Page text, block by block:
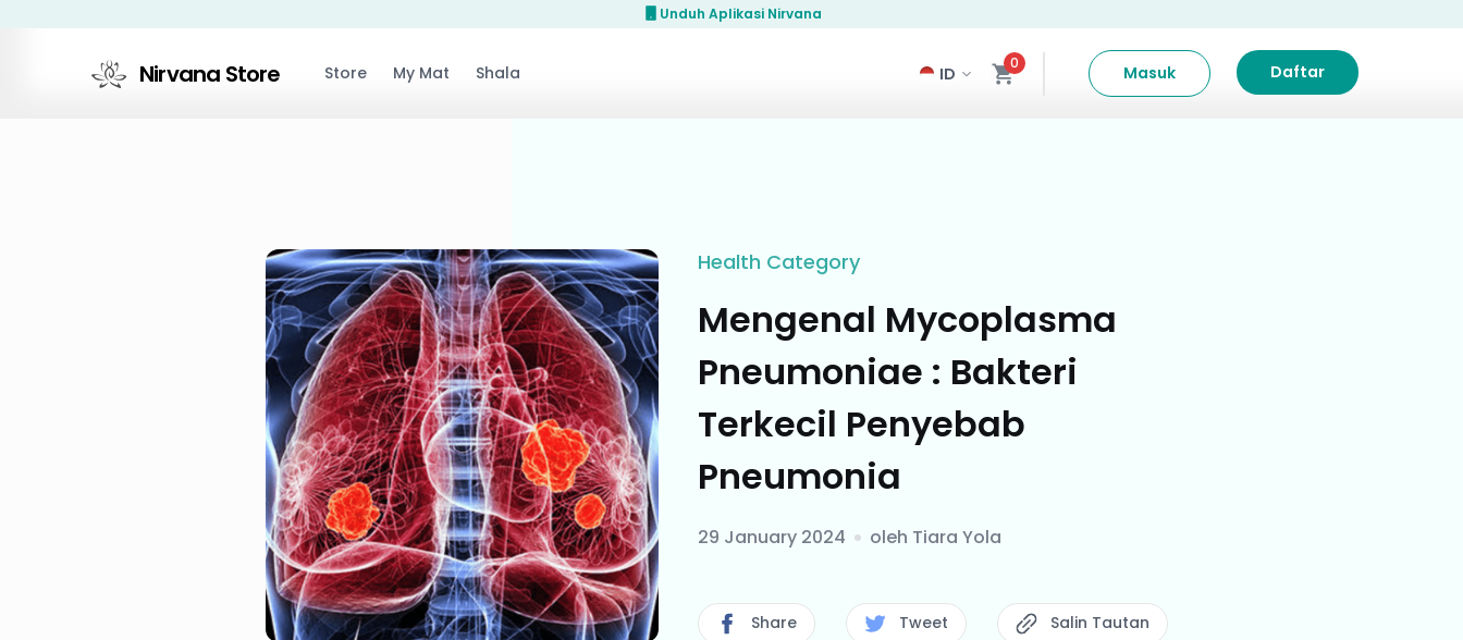
Unduh Aplikasi Nirvana
Nirvana Store Store My Mat Shala 0 Masuk Daftar
Health Category
Mengenal Mycoplasma
Pneumoniae : Bakteri
Terkecil Penyebab
Pneumonia
29 January 2024 oleh Tiara Yola
Share Tweet Salin Tautan